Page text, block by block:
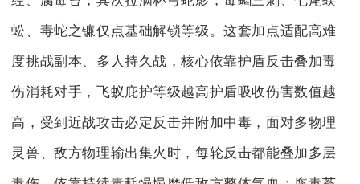
蚣、毒蛇之镰仅点基础解锁等级。这套加点适配高难
度挑战副本、多人持久战，核心依靠护盾反击叠加毒
伤消耗对手，飞蚁庇护等级越高护盾吸收伤害数值越
高，受到近战攻击必定反击并附加中毒，面对多物理
灵兽、敌方物理输出集火时，每轮反击都能叠加多层